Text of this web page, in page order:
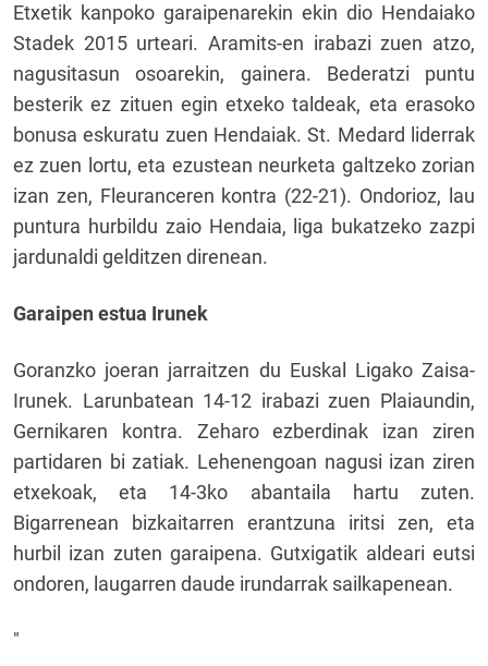
Etxetik kanpoko garaipenarekin ekin dio Hendaiako
Stadek 2015 urteari. Aramits-en irabazi zuen atzo,
nagusitasun osoarekin, gainera. Bederatzi puntu
besterik ez zituen egin etxeko taldeak, eta erasoko
bonusa eskuratu zuen Hendaiak. St. Medard liderrak
ez zuen lortu, eta ezustean neurketa galtzeko zorian
izan zen, Fleuranceren kontra (22-21). Ondorioz, lau
puntura hurbildu zaio Hendaia, liga bukatzeko zazpi
jardunaldi gelditzen direnean.
Garaipen estua Irunek
Goranzko joeran jarraitzen du Euskal Ligako Zaisa-
Irunek. Larunbatean 14-12 irabazi zuen Plaiaundin,
Gernikaren kontra. Zeharo ezberdinak izan ziren
partidaren bi zatiak. Lehenengoan nagusi izan ziren
etxekoak, eta 14-3ko abantaila hartu zuten.
Bigarrenean bizkaitarren erantzuna iritsi zen, eta
hurbil izan zuten garaipena. Gutxigatik aldeari eutsi
ondoren, laugarren daude irundarrak sailkapenean.
"